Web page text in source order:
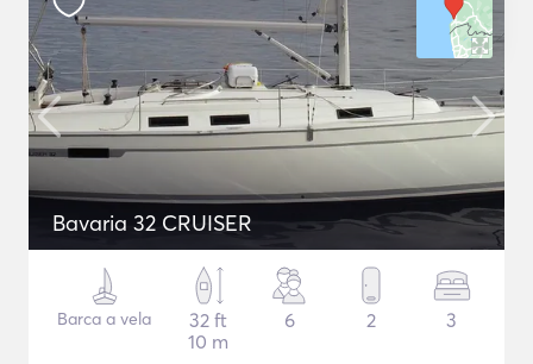
Bavaria 32 CRUISER
Barca a vela
32 ft
10 m
6 2 3